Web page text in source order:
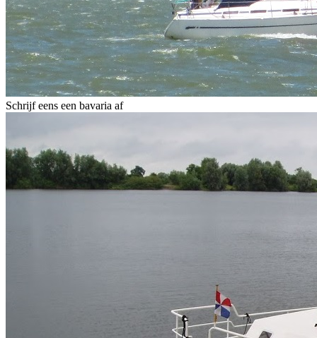
Schrijf eens een bavaria af